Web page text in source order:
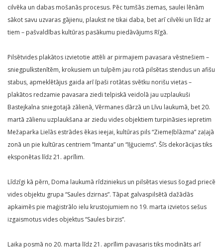
cilvēka un dabas mošanās procesus. Pēc tumšās ziemas, saulei lēnām
sākot savu uzvaras gājienu, plaukst ne tikai daba, bet arī cilvēki un līdz ar
tiem – pašvaldības kultūras pasākumu piedāvājums Rīgā.
Pilsētvides plakātos izvietotie attēli ar pirmajiem pavasara vēstnešiem –
sniegpulkstenītēm, krokusiem un tulpēm jau rotā pilsētas stendus un afišu
stabus, apmeklētājus gaida arī īpaši rotātas svētku norišu vietas –
plakātos redzamie pavasara ziedi telpiskā veidolā jau uzplaukuši
Bastejkalna sniegotajā zālienā, Vērmanes dārzā un Līvu laukumā, bet 20.
martā zālienu uzplaukšana ar ziedu vides objektiem turpināsies iepretim
Mežaparka Lielās estrādes ēkas ieejai, kultūras pils “Ziemeļblāzma” zaļajā
zonā un pie kultūras centriem “Imanta” un “Iļģuciems”. Šīs dekorācijas tiks
eksponētas līdz 21. aprīlim.
Līdzīgi kā pērn, Doma laukumā rīdziniekus un pilsētas viesus šogad priecē
vides objektu grupa “Saules dzirnas”. Tāpat galvaspilsētā dažādās
apkaimēs pie maģistrālo ielu krustojumiem no 19. marta izvietos sešus
izgaismotus vides objektus “Saules birzis”.
Laika posmā no 20. marta līdz 21. aprīlim pavasaris tiks modināts arī